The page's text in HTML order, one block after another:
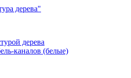
дерева"
дерева
каналов (белые)